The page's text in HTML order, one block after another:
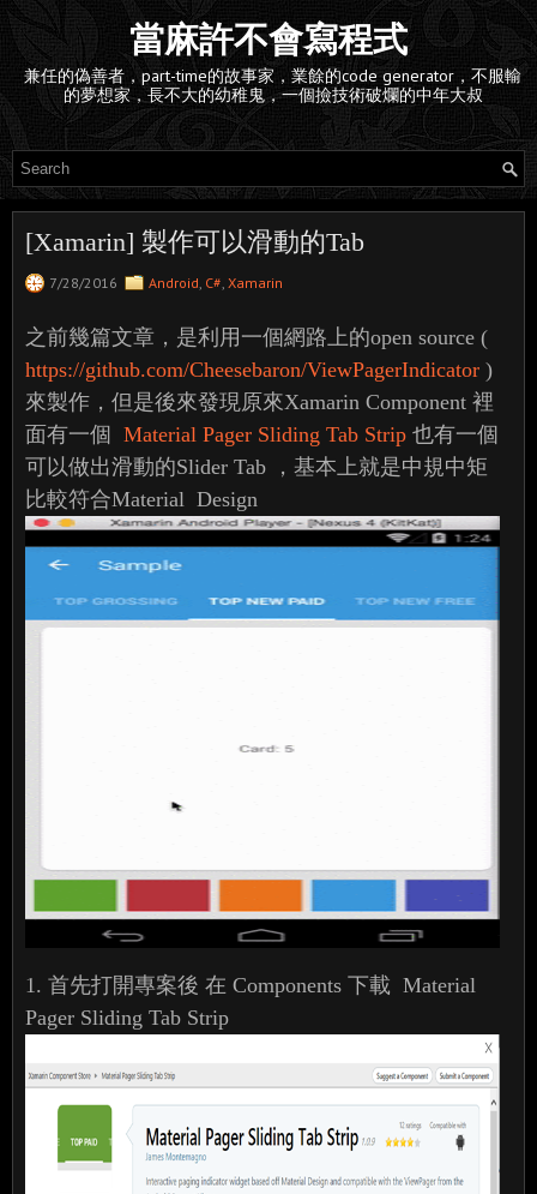
當麻許不會寫程式
兼任的偽善者，part-time的故事家，業餘的code generator，不服輸
的夢想家，長不大的幼稚鬼，一個撿技術破爛的中年大叔
[Xamarin] 製作可以滑動的Tab
7/28/2016 Android, C#, Xamarin
之前幾篇文章，是利用一個網路上的open source (
https://github.com/Cheesebaron/ViewPagerIndicator )
來製作，但是後來發現原來Xamarin Component 裡
面有一個 Material Pager Sliding Tab Strip 也有一個
可以做出滑動的Slider Tab ，基本上就是中規中矩
比較符合Material Design
1. 首先打開專案後 在 Components 下載 Material
Pager Sliding Tab Strip